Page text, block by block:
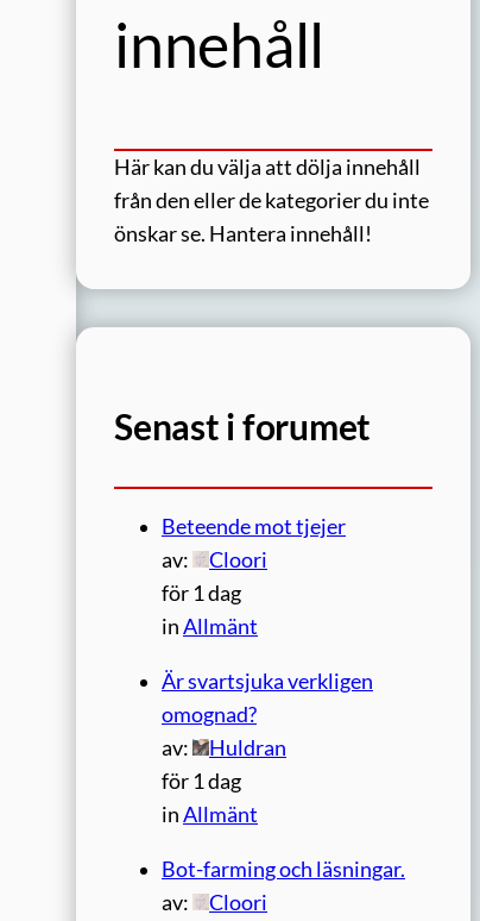
innehåll
Här kan du välja att dölja innehåll
från den eller de kategorier du inte
önskar se. Hantera innehåll!
Senast i forumet
Beteende mot tjejer
av:
Cloori
för 1 dag
inAllmänt
Är svartsjuka verkligen
omognad?
av:
Huldran
för 1 dag
inAllmänt
Bot-farming och läsningar.
av:
Cloori